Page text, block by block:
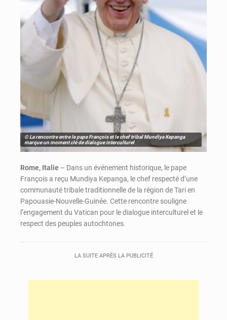
© La rencontre entre le pape François et le chef tribal Mundiya Kepanga
marque un moment clé de dialogue interculturel
Rome, Italie – Dans un événement historique, le pape
François a reçu Mundiya Kepanga, le chef respecté d’une
communauté tribale traditionnelle de la région de Tari en
Papouasie-Nouvelle-Guinée. Cette rencontre souligne
l’engagement du Vatican pour le dialogue interculturel et le
respect des peuples autochtones.
LA SUITE APRÈS LA PUBLICITÉ